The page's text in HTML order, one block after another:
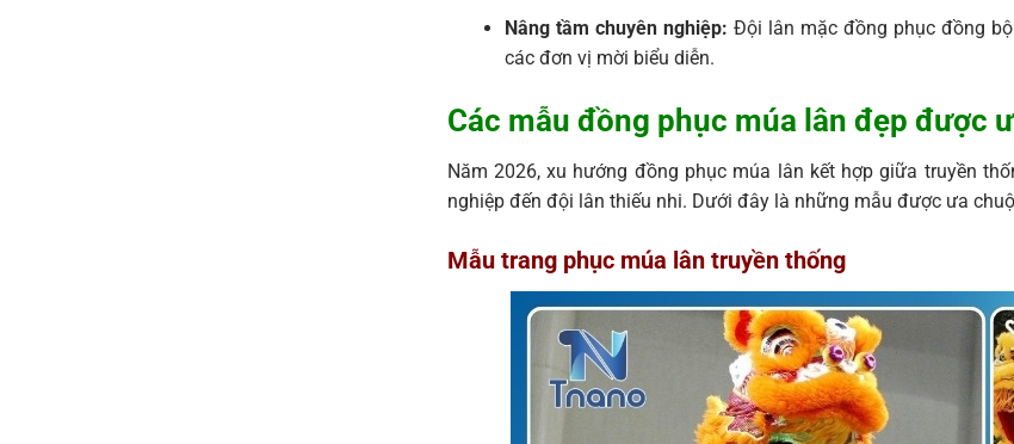
Nâng tầm chuyên nghiệp: Đội lân mặc đồng phục đồng
các đơn vị mời biểu diễn.
Các mẫu đồng phục múa lân đẹp được
Năm 2026, xu hướng đồng phục múa lân kết hợp giữa truyền
nghiệp đến đội lân thiếu nhi. Dưới đây là những mẫu được ưa
Mẫu trang phục múa lân truyền thống